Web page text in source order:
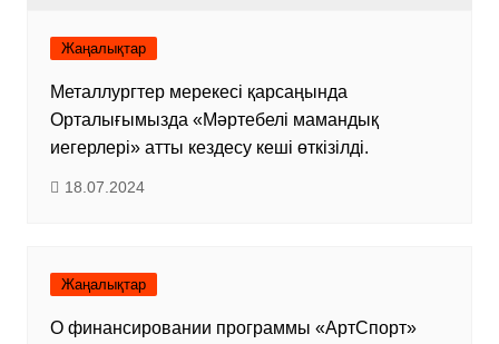
Жаңалықтар
Металлургтер мерекесі қарсаңында
Орталығымызда «Мәртебелі мамандық
иегерлері» атты кездесу кеші өткізілді.
18.07.2024
Жаңалықтар
О финансировании программы «АртСпорт»